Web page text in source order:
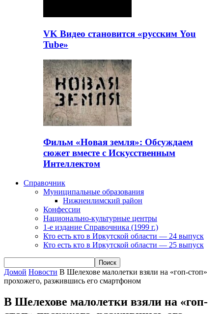
VK Видео становится «русским You
Tube»
Фильм «Новая земля»: Обсуждаем
сюжет вместе с Искусственным
Интеллектом
Справочник
Муниципальные образования
Нижнеилимский район
Конфессии
Национально-культурные центры
1-е издание Справочника (1999 г.)
Кто есть кто в Иркутской области — 24 выпуск
Кто есть кто в Иркутской области — 25 выпуск
Домой Новости В Шелехове малолетки взяли на «гоп-стоп»
прохожего, разжившись его смартфоном
В Шелехове малолетки взяли на «гоп-